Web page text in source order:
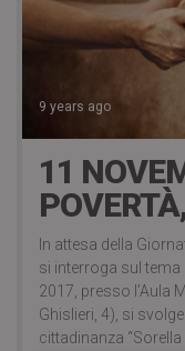
9 years ago
11
In attesa della
si interroga sul
2017, presso l’Aula
Ghislieri, 4), si
cittadinanza